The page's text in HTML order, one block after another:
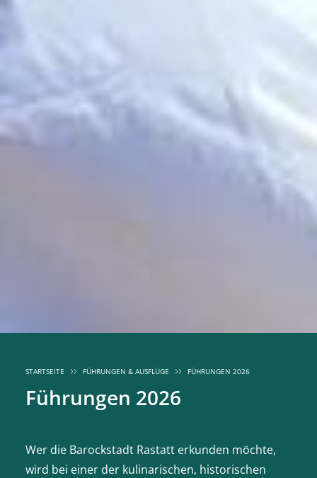
STARTSEITE FÜHRUNGEN & AUSFLÜGE FÜHRUNGEN 2026
Führungen 2026
Wer die Barockstadt Rastatt erkunden möchte,
wird bei einer der kulinarischen, historischen